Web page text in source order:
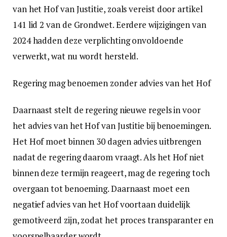
van het Hof van Justitie, zoals vereist door artikel
141 lid 2 van de Grondwet. Eerdere wijzigingen van
2024 hadden deze verplichting onvoldoende
verwerkt, wat nu wordt hersteld.
Regering mag benoemen zonder advies van het Hof
Daarnaast stelt de regering nieuwe regels in voor
het advies van het Hof van Justitie bij benoemingen.
Het Hof moet binnen 30 dagen advies uitbrengen
nadat de regering daarom vraagt. Als het Hof niet
binnen deze termijn reageert, mag de regering toch
overgaan tot benoeming. Daarnaast moet een
negatief advies van het Hof voortaan duidelijk
gemotiveerd zijn, zodat het proces transparanter en